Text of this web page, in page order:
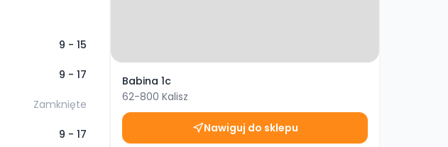
9 - 15
9 - 17
Zamknięte
9 - 17
Babina 1c
62-800 Kalisz
Nawiguj do sklepu